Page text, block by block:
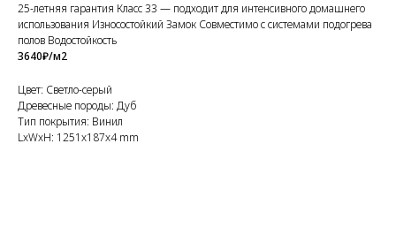
25-летняя гарантия Класс 33 — подходит для интенсивного домашнего
использования Износостойкий Замок Совместимо с системами подогрева
полов Водостойкость
3640₽/м2
Цвет: Светло-серый
Древесные породы: Дуб
Тип покрытия: Винил
LxWxH: 1251x187x4 mm